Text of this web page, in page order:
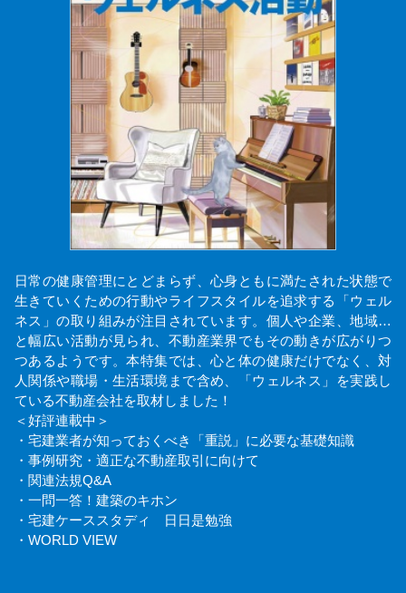
日常の健康管理にとどまらず、心身ともに満たされた状態で
生きていくための行動やライフスタイルを追求する「ウェル
ネス」の取り組みが注目されています。個人や企業、地域…
と幅広い活動が見られ、不動産業界でもその動きが広がりつ
つあるようです。本特集では、心と体の健康だけでなく、対
人関係や職場・生活環境まで含め、「ウェルネス」を実践し
ている不動産会社を取材しました！
＜好評連載中＞
・宅建業者が知っておくべき「重説」に必要な基礎知識
・事例研究・適正な不動産取引に向けて
・関連法規Q&A
・一問一答！建築のキホン
・宅建ケーススタディ 日日是勉強
・WORLD VIEW